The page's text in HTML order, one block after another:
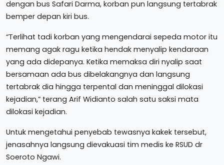
dengan bus Safari Darma, korban pun langsung tertabrak
bemper depan kiri bus.
“Terlihat tadi korban yang mengendarai sepeda motor itu
memang agak ragu ketika hendak menyalip kendaraan
yang ada didepanya. Ketika memaksa diri nyalip saat
bersamaan ada bus dibelakangnya dan langsung
tertabrak dia hingga terpental dan meninggal dilokasi
kejadian,” terang Arif Widianto salah satu saksi mata
dilokasi kejadian.
Untuk mengetahui penyebab tewasnya kakek tersebut,
jenasahnya langsung dievakuasi tim medis ke RSUD dr
Soeroto Ngawi.